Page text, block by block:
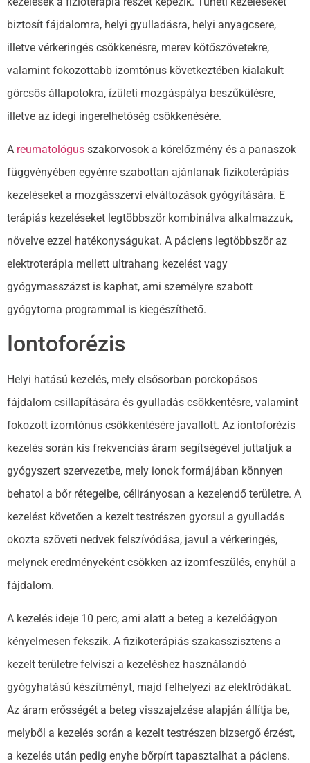
biztosít fájdalomra, helyi gyulladásra, helyi anyagcsere,
illetve vérkeringés csökkenésre, merev kötőszövetekre,
valamint fokozottabb izomtónus következtében kialakult
görcsös állapotokra, ízületi mozgáspálya beszűkülésre,
illetve az idegi ingerelhetőség csökkenésére.
A reumatológus szakorvosok a kórelőzmény és a panaszok
függvényében egyénre szabottan ajánlanak fizikoterápiás
kezeléseket a mozgásszervi elváltozások gyógyítására. E
terápiás kezeléseket legtöbbször kombinálva alkalmazzuk,
növelve ezzel hatékonyságukat. A páciens legtöbbször az
elektroterápia mellett ultrahang kezelést vagy
gyógymasszázst is kaphat, ami személyre szabott
gyógytorna programmal is kiegészíthető.
Iontoforézis
Helyi hatású kezelés, mely elsősorban porckopásos
fájdalom csillapítására és gyulladás csökkentésre, valamint
fokozott izomtónus csökkentésére javallott. Az iontoforézis
kezelés során kis frekvenciás áram segítségével juttatjuk a
gyógyszert szervezetbe, mely ionok formájában könnyen
behatol a bőr rétegeibe, célirányosan a kezelendő területre. A
kezelést követően a kezelt testrészen gyorsul a gyulladás
okozta szöveti nedvek felszívódása, javul a vérkeringés,
melynek eredményeként csökken az izomfeszülés, enyhül a
fájdalom.
A kezelés ideje 10 perc, ami alatt a beteg a kezelőágyon
kényelmesen fekszik. A fizikoterápiás szakasszisztens a
kezelt területre felviszi a kezeléshez használandó
gyógyhatású készítményt, majd felhelyezi az elektródákat.
Az áram erősségét a beteg visszajelzése alapján állítja be,
melyből a kezelés során a kezelt testrészen bizsergő érzést,
a kezelés után pedig enyhe bőrpírt tapasztalhat a páciens.